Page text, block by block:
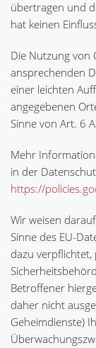
übertragen und
hat keinen
Die Nutzung von
ansprechenden
einer leichten
angegebenen
Sinne von Art. 6
Mehr
in der
https://
Wir weisen
Sinne des EU-
dazu
Betroffener
daher nicht
Geheimdienste)